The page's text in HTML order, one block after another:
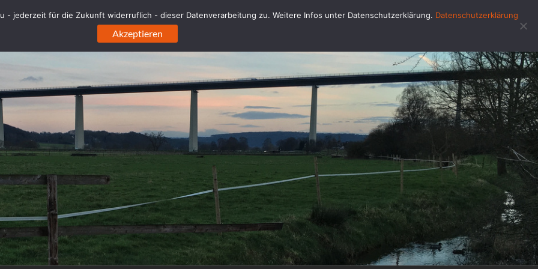
(`url_hash`)
- jederzeit für die Zukunft widerruflich - dieser Datenverarbeitung zu. Weitere Infos unter Datenschutzerklärung. Datenschutzerklärung
Akzeptieren